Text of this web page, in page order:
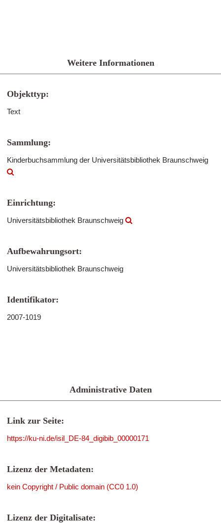
Weitere Informationen
Objekttyp:
Text
Sammlung:
Kinderbuchsammlung der Universitätsbibliothek Braunschweig
Einrichtung:
Universitätsbibliothek Braunschweig
Aufbewahrungsort:
Universitätsbibliothek Braunschweig
Identifikator:
2007-1019
Administrative Daten
Link zur Seite:
https://ku-ni.de/isil_DE-84_digibib_00000171
Lizenz der Metadaten:
kein Copyright / Public domain (CC0 1.0)
Lizenz der Digitalisate: